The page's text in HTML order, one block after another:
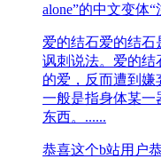
alone”的中文变体
爱的结石爱的结石
讽刺说法。爱的结
的爱，反而遭到
一般是指身体某一
东西。......
恭喜这个b站用户